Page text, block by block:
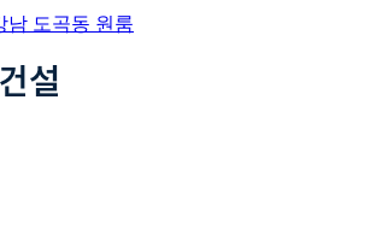
남 도곡동 원룸